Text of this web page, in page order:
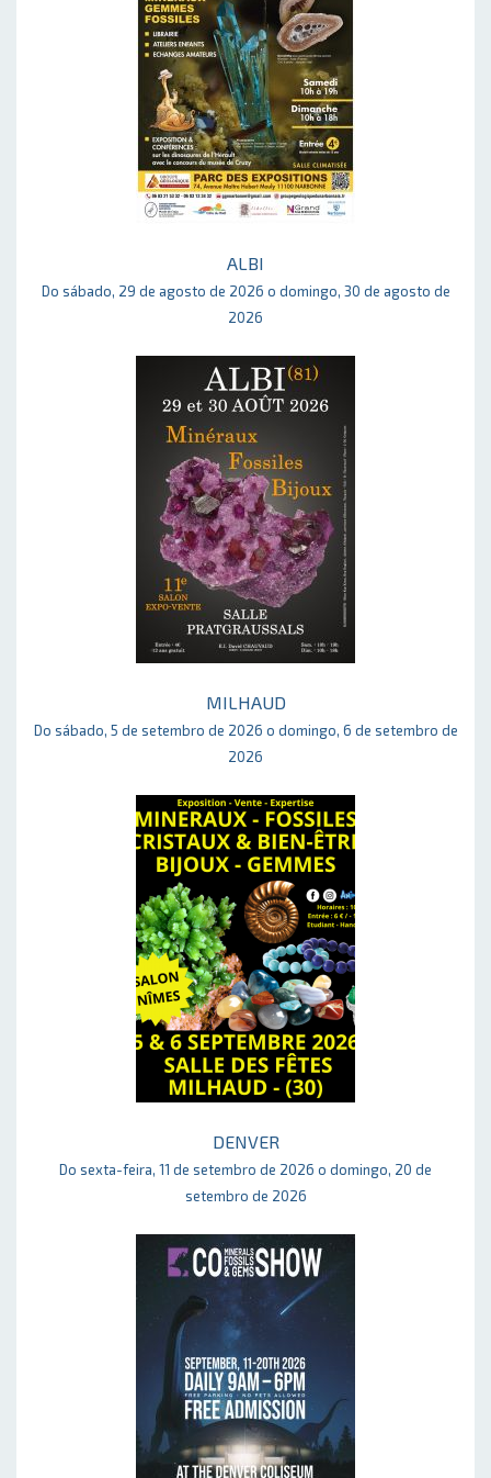
ALBI
Do sábado, 29 de agosto de 2026 o domingo, 30 de agosto de
2026
MILHAUD
Do sábado, 5 de setembro de 2026 o domingo, 6 de setembro de
2026
DENVER
Do sexta-feira, 11 de setembro de 2026 o domingo, 20 de
setembro de 2026